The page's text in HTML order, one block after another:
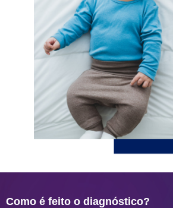
Como é feito o diagnóstico?